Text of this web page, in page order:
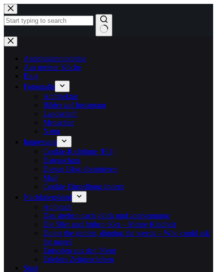
Zum
Inhalt
springen
Keine
Ergebnisse
Andalusienrundreise
Aus meiner Küche
Blog
Fotografie
Architektur
Bilder auf Instagram
Landschaft
Menschen
Natur
Impressum
Cookie-Richtlinie (EU)
Datenschutz
Diesen Blog abonnieren
Mail
Cookie Einstellung ändern
Nachkriegskind
Aufbruch
Das streben nach glück und anerkennung
Die 50er und frühen 60er – Meine Kindheit
Doing the garden, digging the weeds – Who could ask
for more?
Episoden aus den 50ern
Erlebtes Zeitgeschehen
Start